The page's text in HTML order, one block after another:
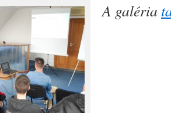
A galéria